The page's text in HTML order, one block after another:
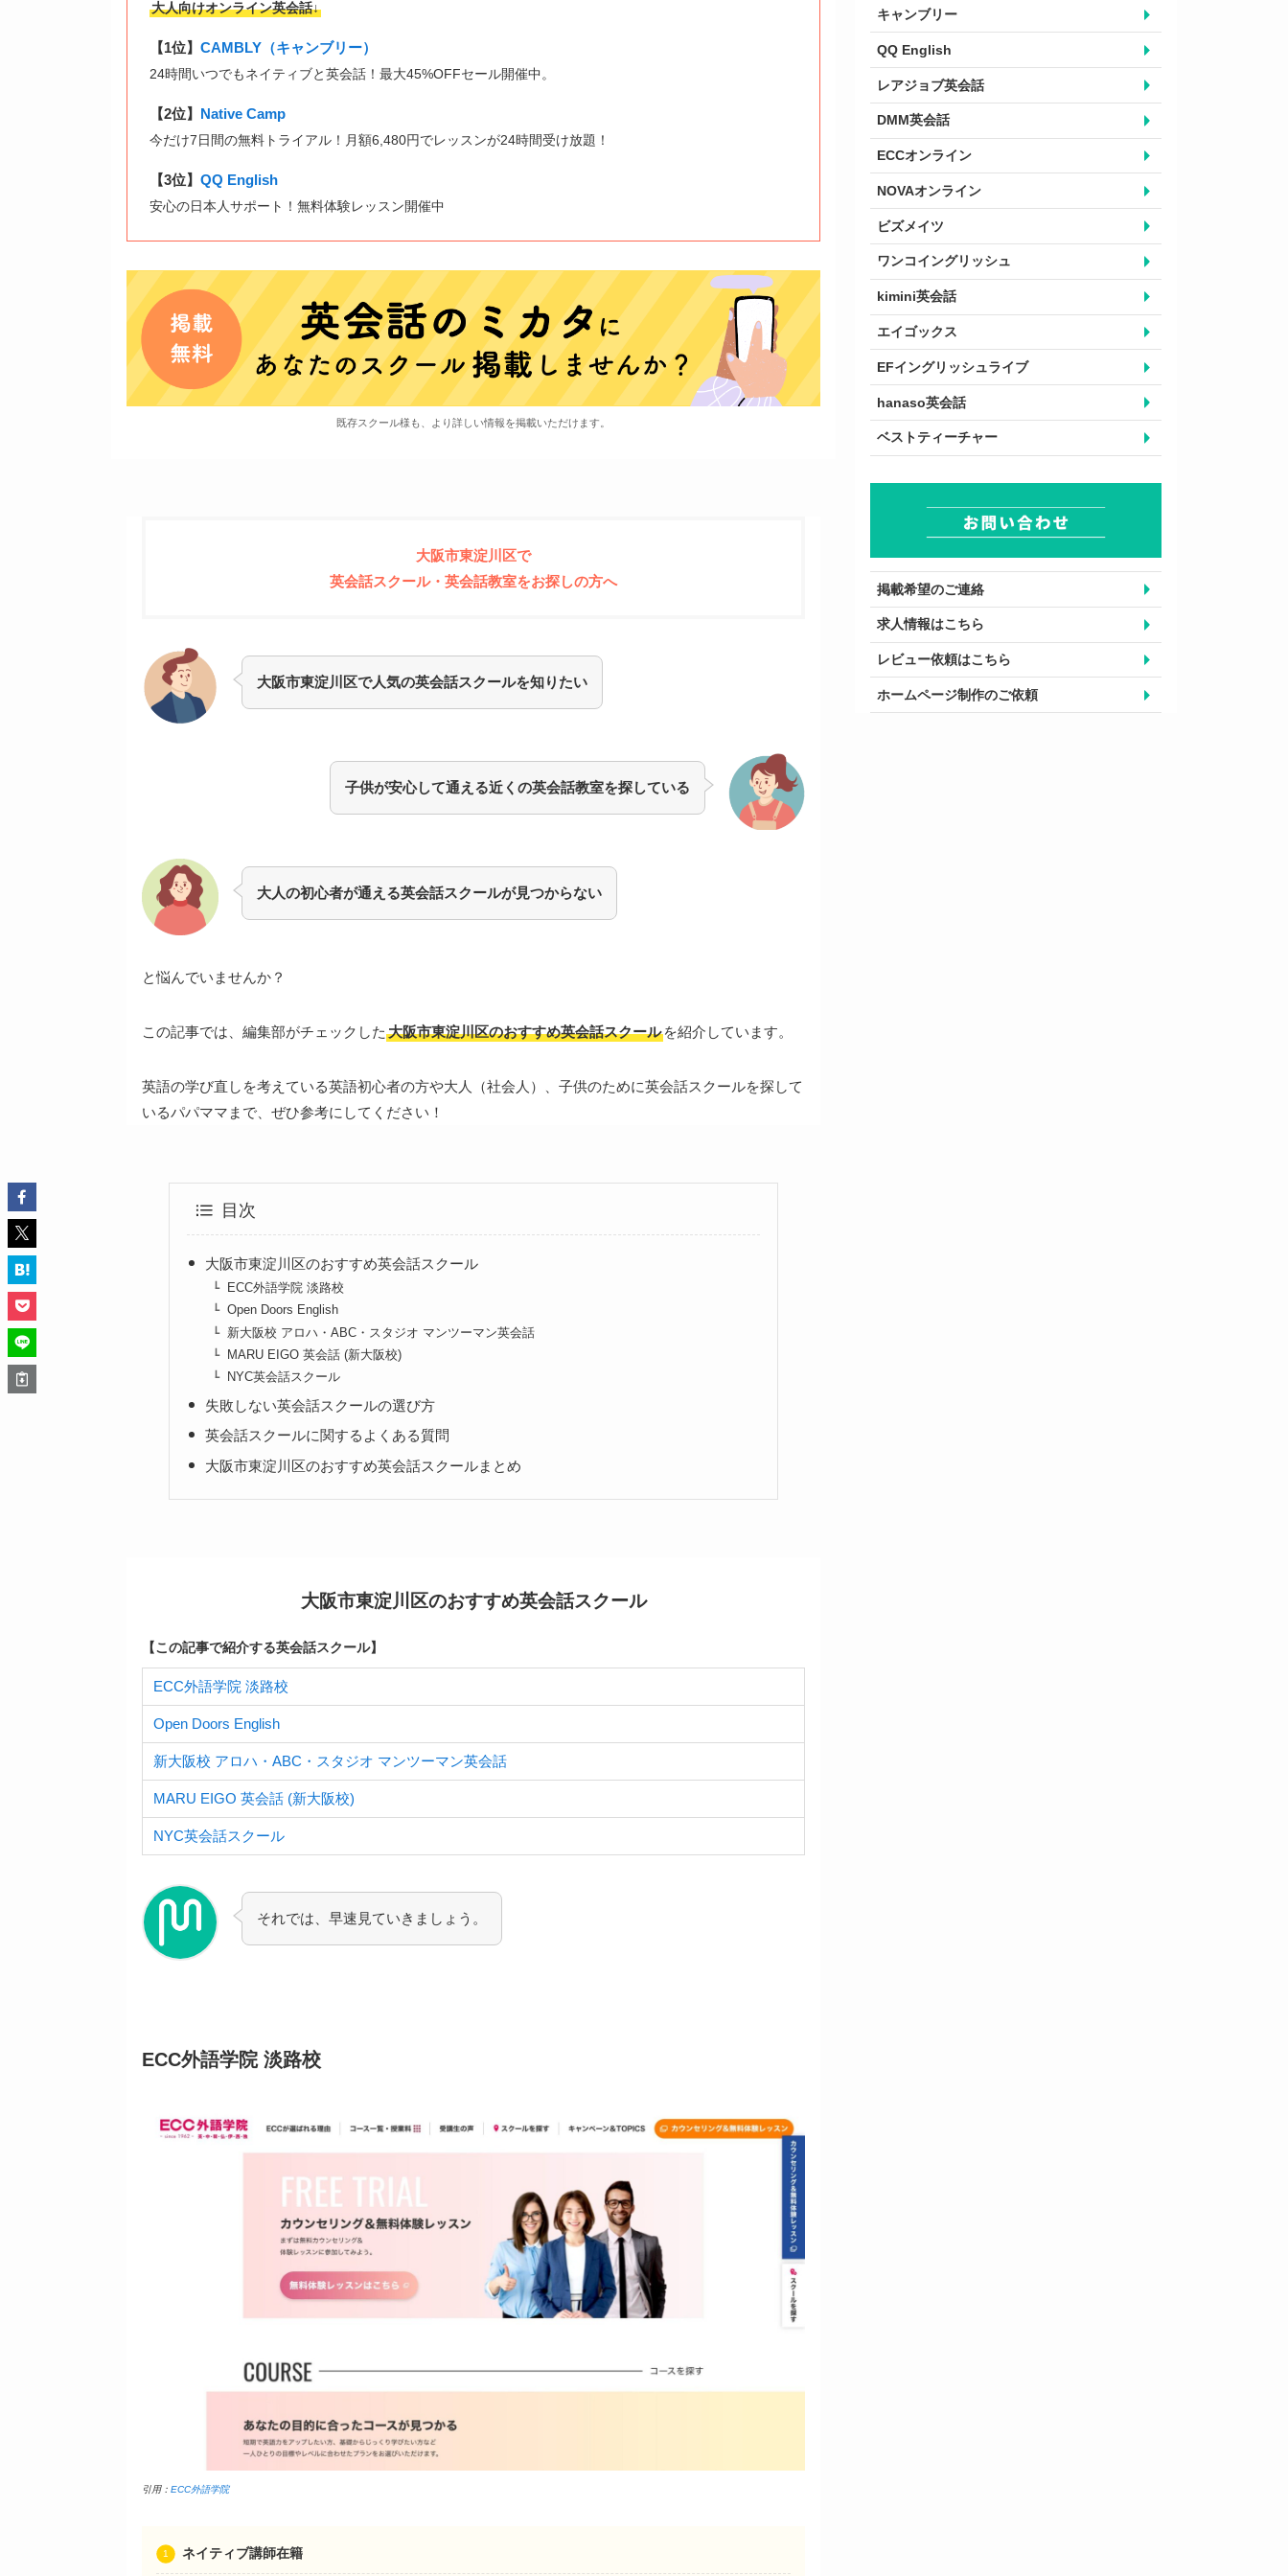
大人向けオンライン英会話↓
【1位】 CAMBLY（キャンブリー）
24時間いつでもネイティブと英会話！最大45%OFFセール開催中。
【2位】 Native Camp
今だけ7日間の無料トライアル！月額6,480円でレッスンが24時間受け放題！
【3位】 QQ English
安心の日本人サポート！無料体験レッスン開催中
既存スクール様も、より詳しい情報を掲載いただけます。
大阪市東淀川区で
英会話スクール・英会話教室をお探しの方へ
大阪市東淀川区で人気の英会話スクールを知りたい
子供が安心して通える近くの英会話教室を探している
大人の初心者が通える英会話スクールが見つからない
と悩んでいませんか？
この記事では、編集部がチェックした 大阪市東淀川区のおすすめ英会話スクール を紹介しています。
英語の学び直しを考えている英語初心者の方や大人（社会人）、子供のために英会話スクールを探して
いるパパママまで、ぜひ参考にしてください！
目次
大阪市東淀川区のおすすめ英会話スクール
ECC外語学院 淡路校
Open Doors English
新大阪校 アロハ・ABC・スタジオ マンツーマン英会話
MARU EIGO 英会話 (新大阪校)
NYC英会話スクール
失敗しない英会話スクールの選び方
英会話スクールに関するよくある質問
大阪市東淀川区のおすすめ英会話スクールまとめ
大阪市東淀川区のおすすめ英会話スクール
【この記事で紹介する英会話スクール】
ECC外語学院 淡路校
Open Doors English
新大阪校 アロハ・ABC・スタジオ マンツーマン英会話
MARU EIGO 英会話 (新大阪校)
NYC英会話スクール
それでは、 早速見ていきましょう。
ECC外語学院 淡路校
引用： ECC外語学院
ネイティブ講師在籍
キャンブリー
QQ English
レアジョブ英会話
DMM英会話
ECCオンライン
NOVAオンライン
ビズメイツ
ワンコイングリッシュ
kimini英会話
エイゴックス
EFイングリッシュライブ
hanaso英会話
ベストティーチャー
掲載希望のご連絡
求人情報はこちら
レビュー依頼はこちら
ホームページ制作のご依頼